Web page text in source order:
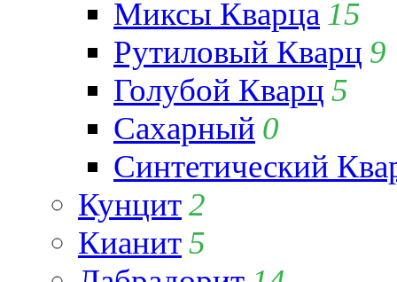
Миксы Кварца 15
Рутиловый Кварц 9
Голубой Кварц 5
Сахарный 0
Синтетический
Кунцит2
Кианит5